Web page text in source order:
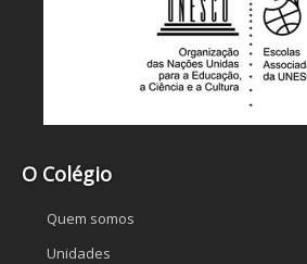
O Colégio
Quem somos
Unidades